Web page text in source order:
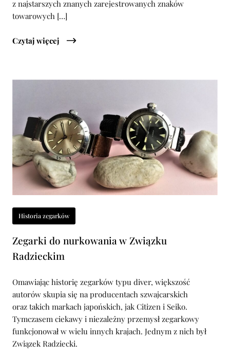
z najstarszych znanych zarejestrowanych znaków
towarowych […]
Czytaj więcej
Historia zegarków
Zegarki do nurkowania w Związku
Radzieckim
Omawiając historię zegarków typu diver, większość
autorów skupia się na producentach szwajcarskich
oraz takich markach japońskich, jak Citizen i Seiko.
Tymczasem ciekawy i niezależny przemysł zegarkowy
funkcjonował w wielu innych krajach. Jednym z nich był
Związek Radziecki.